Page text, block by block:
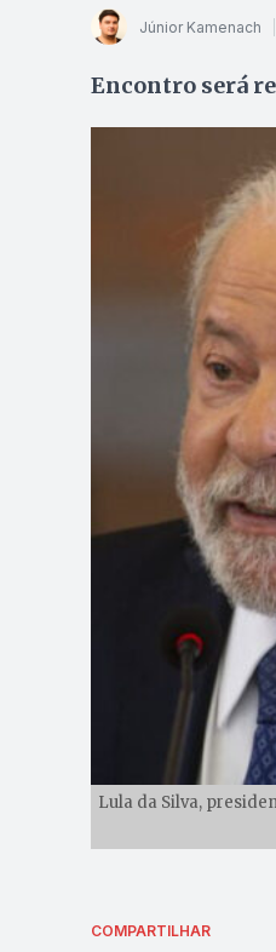
Júnior Kamenach
Encontro será
Lula da Silva,
COMPARTILHAR